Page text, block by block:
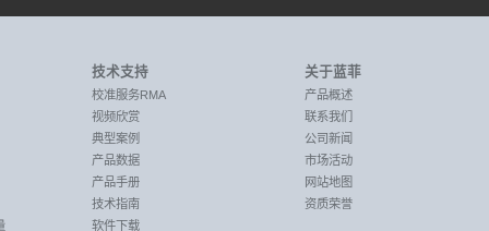
技术支持
校准服务RMA
视频欣赏
典型案例
产品数据
产品手册
技术指南
软件下载
关于蓝菲
产品概述
联系我们
公司新闻
市场活动
网站地图
资质荣誉